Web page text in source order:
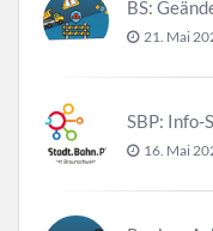
BS:
21. Mai
16. Mai